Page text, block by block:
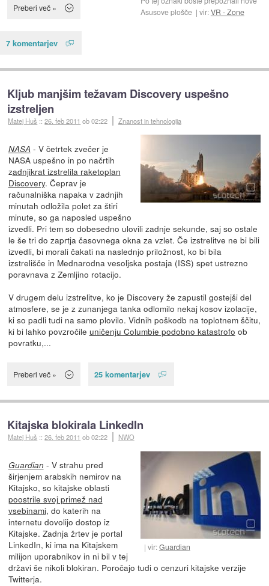
Asusove plošče
vir:VR - Zone
Preberi več »
7 komentarjev
Kljub manjšim težavam Discovery uspešno
izstreljen
Matej Huš ::26. feb 2011 ob 02:22 Znanost in tehnologija
NASA - V četrtek zvečer je
NASA uspešno in po načrtih
zadnjikrat izstrelila raketoplan
Discovery. Čeprav je
računalniška napaka v zadnjih
minutah odložila polet za štiri
minute, so ga naposled uspešno
izvedli. Pri tem so dobesedno ulovili zadnje sekunde, saj so ostale
le še tri do zaprtja časovnega okna za vzlet. Če izstrelitve ne bi bili
izvedli, bi morali čakati na naslednjo priložnost, ko bi bila
izstrelišče in Mednarodna vesoljska postaja (ISS) spet ustrezno
poravnava z Zemljino rotacijo.
V drugem delu izstrelitve, ko je Discovery že zapustil gostejši del
atmosfere, se je z zunanjega tanka odlomilo nekaj kosov izolacije,
ki so padli tudi na samo plovilo. Vidnih poškodb na toplotnem ščitu,
ki bi lahko povzročile uničenju Columbie podobno katastrofo ob
povratku,...
Preberi več » 25 komentarjev
Kitajska blokirala LinkedIn
Matej Huš ::26. feb 2011 ob 02:22 NWO
vir:Guardian
Guardian - V strahu pred
širjenjem arabskih nemirov na
Kitajsko, so kitajske oblasti
poostrile svoj primež nad
vsebinami, do katerih na
internetu dovolijo dostop iz
Kitajske. Zadnja žrtev je portal
LinkedIn, ki ima na Kitajskem
milijon uporabnikov in ni bil v tej
državi še nikoli blokiran. Poročajo tudi o cenzuri kitajske verzije
Twitterja.